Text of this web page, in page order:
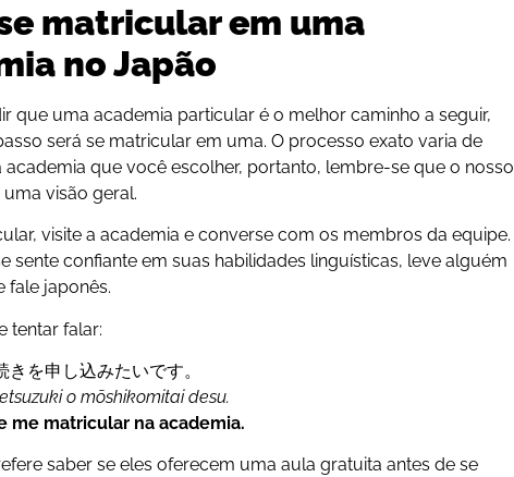
matricular em uma
no Japão
que uma academia particular é o melhor caminho a seguir,
será se matricular em uma. O processo exato varia de
que você escolher, portanto, lembre-se que o nosso
visão geral.
visite a academia e converse com os membros da equipe.
sente confiante em suas habilidades linguísticas, leve alguém
fale japonês.
tentar falar:
きを申し込みたいです。
o mōshikomitai desu.
me matricular na academia.
saber se eles oferecem uma aula gratuita antes de se